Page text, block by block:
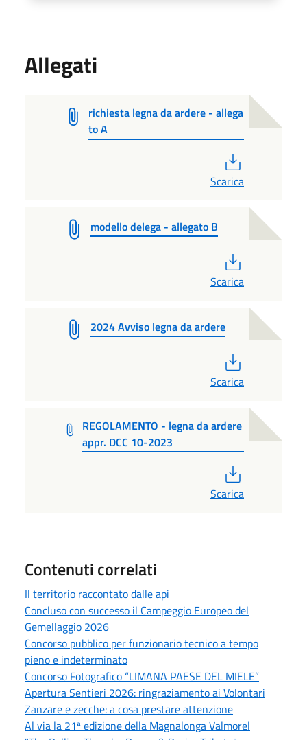
Allegati
richiesta legna da ardere - allega
to A
Scarica
modello delega - allegato B
Scarica
2024 Avviso legna da ardere
Scarica
REGOLAMENTO - legna da ardere
appr. DCC 10-2023
Scarica
Contenuti correlati
Il territorio raccontato dalle api
Concluso con successo il Campeggio Europeo del
Gemellaggio 2026
Concorso pubblico per funzionario tecnico a tempo
pieno e indeterminato
Concorso Fotografico “LIMANA PAESE DEL MIELE”
Apertura Sentieri 2026: ringraziamento ai Volontari
Zanzare e zecche: a cosa prestare attenzione
Al via la 21ª edizione della Magnalonga Valmorel